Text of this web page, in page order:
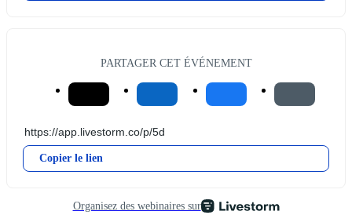
PARTAGER CET ÉVÉNEMENT
Copier le lien
Organisez des webinaires sur